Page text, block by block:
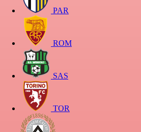
PAR
ROM
SAS
TOR